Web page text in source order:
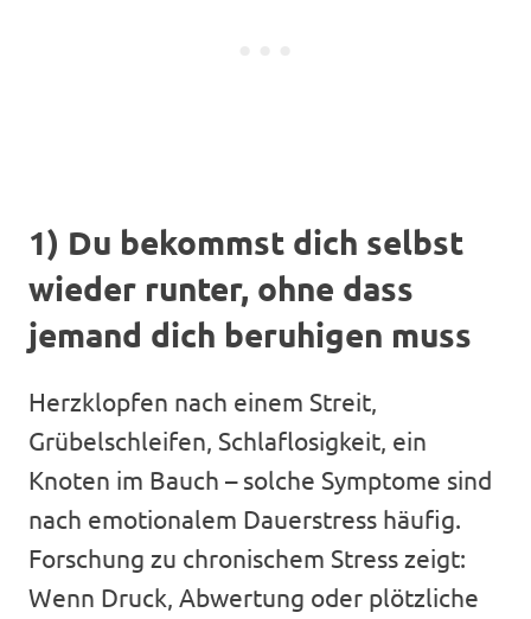
1) Du bekommst dich selbst
wieder runter, ohne dass
jemand dich beruhigen muss
Herzklopfen nach einem Streit,
Grübelschleifen, Schlaflosigkeit, ein
Knoten im Bauch – solche Symptome sind
nach emotionalem Dauerstress häufig.
Forschung zu chronischem Stress zeigt:
Wenn Druck, Abwertung oder plötzliche